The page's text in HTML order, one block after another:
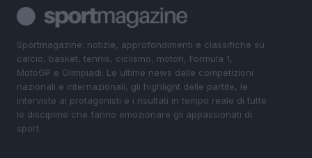
Sportmagazine: notizie, approfondimenti e classifiche su
calcio, basket, tennis, ciclismo, motori, Formula 1,
MotoGP e Olimpiadi. Le ultime news dalle competizioni
nazionali e internazionali, gli highlight delle partite, le
interviste ai protagonisti e i risultati in tempo reale di tutte
le discipline che fanno emozionare gli appassionati di
sport.